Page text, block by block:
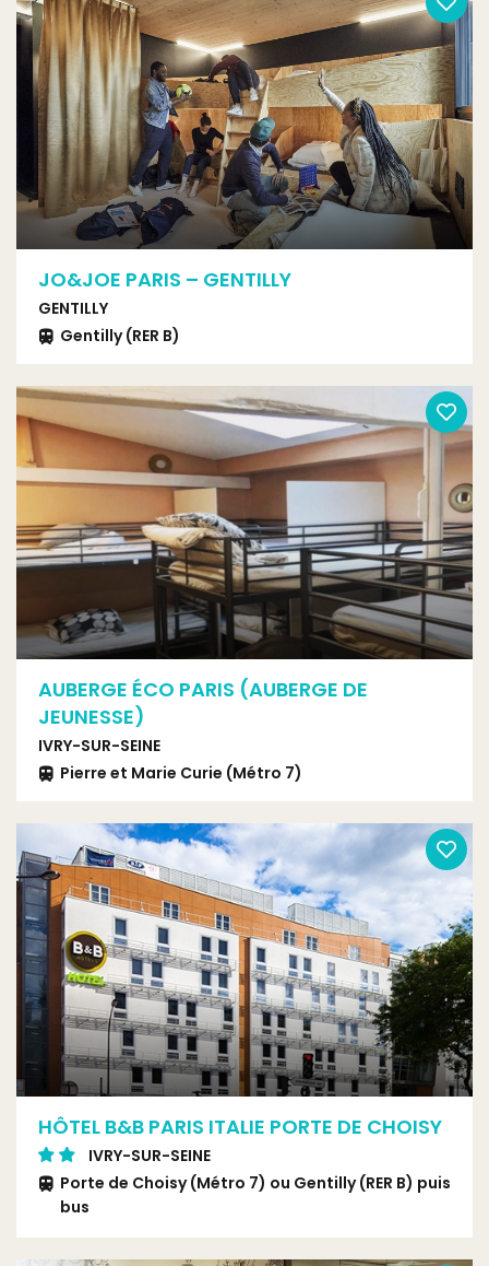
JO&JOE PARIS – GENTILLY
GENTILLY
Gentilly (RER B)
AUBERGE ÉCO PARIS (AUBERGE DE
JEUNESSE)
IVRY-SUR-SEINE
Pierre et Marie Curie (Métro 7)
HÔTEL B&B PARIS ITALIE PORTE DE CHOISY
IVRY-SUR-SEINE
Porte de Choisy (Métro 7) ou Gentilly (RER B) puis
bus
arrêt Verdun